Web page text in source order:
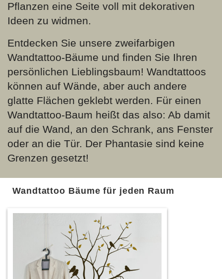
Pflanzen eine Seite voll mit dekorativen
Ideen zu widmen.
Entdecken Sie unsere zweifarbigen
Wandtattoo-Bäume und finden Sie Ihren
persönlichen Lieblingsbaum! Wandtattoos
können auf Wände, aber auch andere
glatte Flächen geklebt werden. Für einen
Wandtattoo-Baum heißt das also: Ab damit
auf die Wand, an den Schrank, ans Fenster
oder an die Tür. Der Phantasie sind keine
Grenzen gesetzt!
Wandtattoo Bäume für jeden Raum